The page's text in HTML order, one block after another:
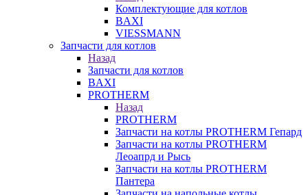
Комплектующие для котлов
BAXI
VIESSMANN
Запчасти для котлов
Назад
Запчасти для котлов
BAXI
PROTHERM
Назад
PROTHERM
Запчасти на котлы PROTHERM Гепард
Запчасти на котлы PROTHERM
Леоапрд и Рысь
Запчасти на котлы PROTHERM
Пантера